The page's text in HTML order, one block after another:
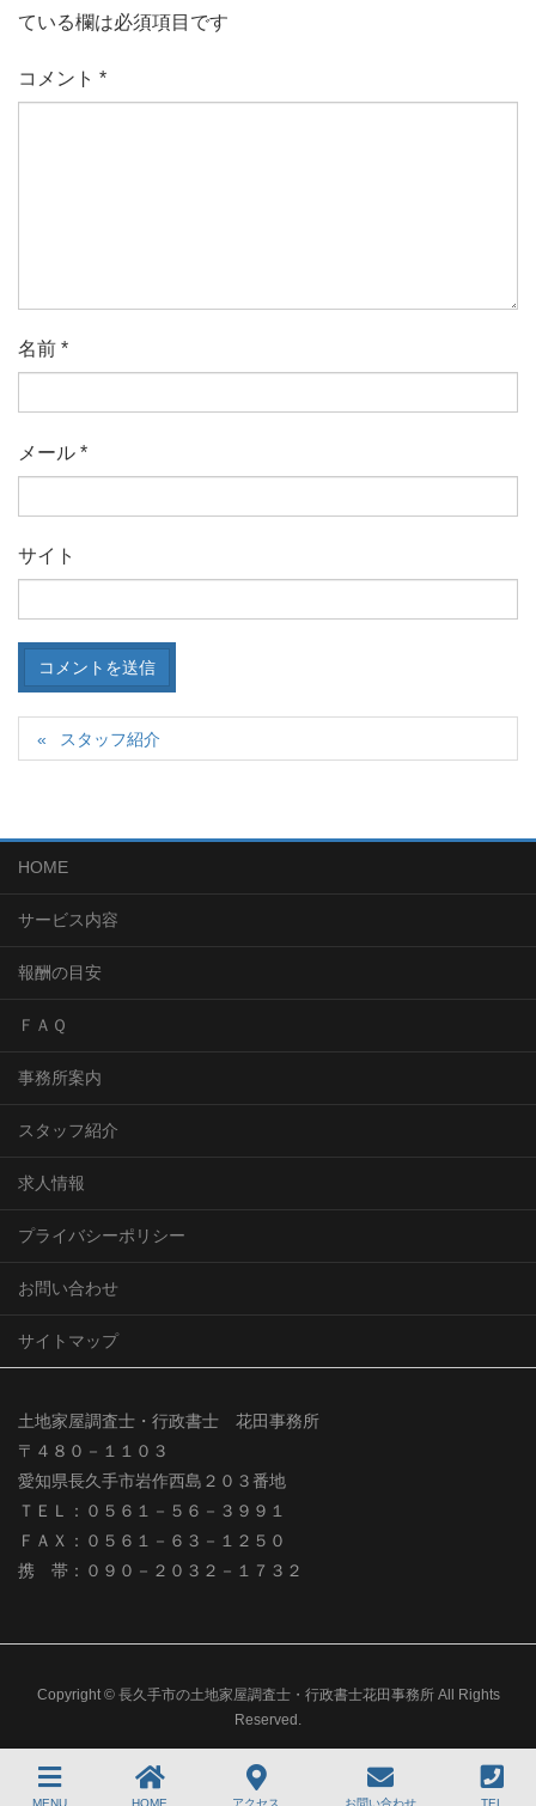
ている欄は必須項目です
コメント *
名前 *
メール *
サイト
スタッフ紹介
HOME
サービス内容
報酬の目安
ＦＡＱ
事務所案内
スタッフ紹介
求人情報
プライバシーポリシー
お問い合わせ
サイトマップ
土地家屋調査士・行政書士 花田事務所
〒４８０－１１０３
愛知県長久手市岩作西島２０３番地
ＴＥＬ：０５６１－５６－３９９１
ＦＡＸ：０５６１－６３－１２５０
携 帯：０９０－２０３２－１７３２
Copyright © 長久手市の土地家屋調査士・行政書士花田事務所 All Rights
Reserved.
MENU HOME アクセス お問い合わせ TEL